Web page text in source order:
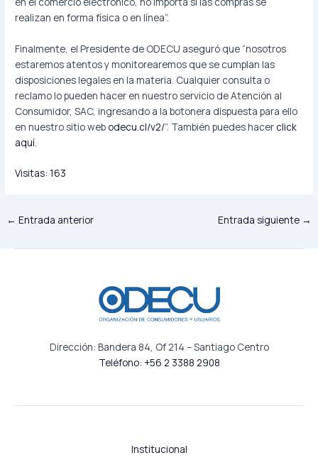
realizan en forma física o en línea”.
Finalmente, el Presidente de ODECU aseguró que “nosotros
estaremos atentos y monitorearemos que se cumplan las
disposiciones legales en la materia. Cualquier consulta o
reclamo lo pueden hacer en nuestro servicio de Atención al
Consumidor, SAC, ingresando a la botonera dispuesta para ello
en nuestro sitio web odecu.cl/v2/”. También puedes hacer click
aquí.
Visitas: 163
← Entrada anterior Entrada siguiente →
Dirección: Bandera 84, Of 214 – Santiago Centro
Teléfono: +56 2 3388 2908
Institucional